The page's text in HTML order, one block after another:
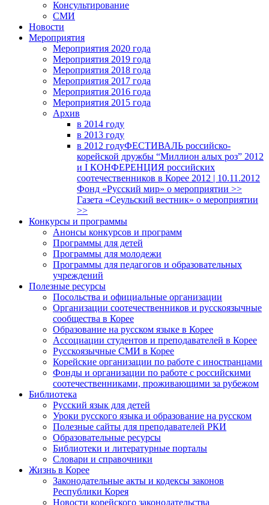
Консультирование
СМИ
Новости
Мероприятия
Мероприятия 2020 года
Мероприятия 2019 года
Мероприятия 2018 годa
Мероприятия 2017 года
Мероприятия 2016 года
Мероприятия 2015 года
Архив
в 2014 году
в 2013 году
в 2012 годуФЕСТИВАЛЬ российско-
корейской дружбы “Миллион алых роз” 2012
и I КОНФЕРЕНЦИЯ российских
соотечественников в Корее 2012 | 10.11.2012
Фонд «Русский мир» о мероприятии >>
Газета «Сеульский вестник» о мероприятии
>>
Конкурсы и программы
Анонсы конкурсов и программ
Программы для детей
Программы для молодежи
Программы для педагогов и образовательных
учреждений
Полезные ресурсы
Посольства и официальные организации
Организации соотечественников и русскоязычные
сообщества в Корее
Образование на русском языке в Корее
Ассоциации студентов и преподавателей в Корее
Русскоязычные СМИ в Корее
Корейские организации по работе с иностранцами
Фонды и организации по работе с российскими
соотечественниками, проживающими за рубежом
Библиотека
Русский язык для детей
Уроки русского языка и образование на русском
Полезные сайты для преподавателей РКИ
Образовательные ресурсы
Библиотеки и литературные порталы
Словари и справочники
Жизнь в Корее
Законодательные акты и кодексы законов
Республики Корея
Новости корейского законодательства